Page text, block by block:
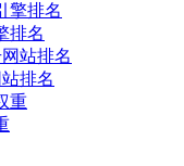
排名
排名